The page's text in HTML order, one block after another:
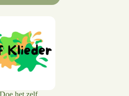
Doe het zelf